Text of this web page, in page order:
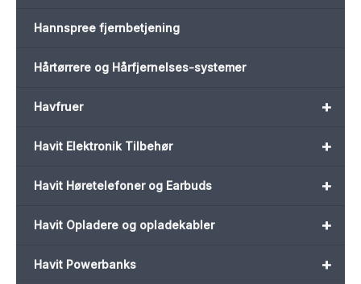
Hannspree fjernbetjening
Hårtørrere og Hårfjernelses-systemer
+
Havfruer
+
Havit Elektronik Tilbehør
+
Havit Høretelefoner og Earbuds
+
Havit Opladere og opladekabler
+
Havit Powerbanks